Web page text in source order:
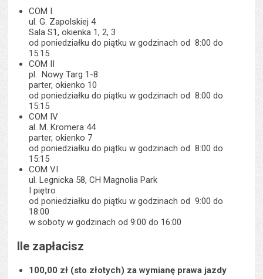
COM I
ul. G. Zapolskiej 4
Sala S1, okienka 1, 2, 3
od poniedziałku do piątku w godzinach od 8:00 do
15:15
COM II
pl. Nowy Targ 1-8
parter, okienko 10
od poniedziałku do piątku w godzinach od 8:00 do
15:15
COM IV
al. M. Kromera 44
parter, okienko 7
od poniedziałku do piątku w godzinach od 8:00 do
15:15
COM VI
ul. Legnicka 58, CH Magnolia Park
I piętro
od poniedziałku do piątku w godzinach od 9:00 do
18:00
w soboty w godzinach od 9:00 do 16:00
Ile zapłacisz
100,00 zł (sto złotych) za wymianę prawa jazdy